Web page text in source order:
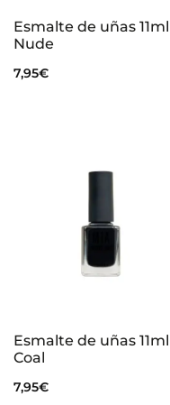
Esmalte de uñas 11ml
Nude
7,95€
Esmalte de uñas 11ml
Coal
7,95€